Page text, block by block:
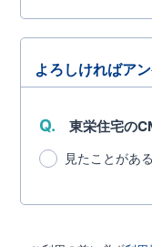
よろしければア
Q. 東栄住宅の
見たことがある